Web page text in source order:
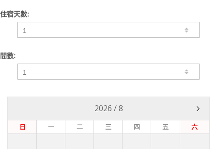
住宿天數:
間數:
2026 /8
日 一 二 三 四 五 六